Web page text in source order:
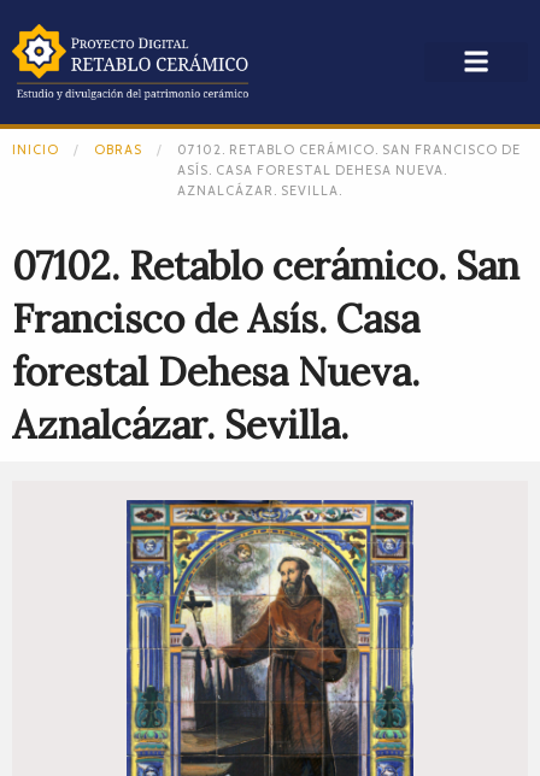
INICIO OBRAS
07102. RETABLO CERÁMICO. SAN FRANCISCO DE
ASÍS. CASA FORESTAL DEHESA NUEVA.
AZNALCÁZAR. SEVILLA.
07102. Retablo cerámico. San
Francisco de Asís. Casa
forestal Dehesa Nueva.
Aznalcázar. Sevilla.